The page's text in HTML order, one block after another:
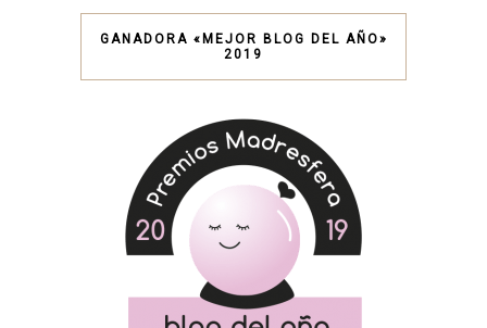
GANADORA «MEJOR BLOG DEL AÑO»
2019